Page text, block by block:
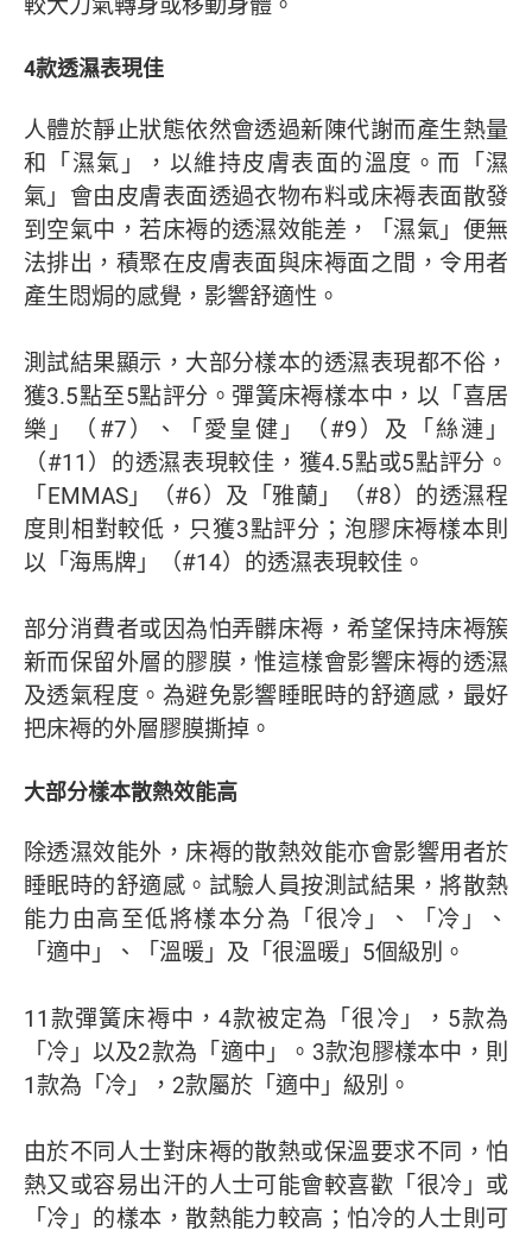
4款透濕表現佳
人體於靜止狀態依然會透過新陳代謝而產生熱量
和「濕氣」，以維持皮膚表面的溫度。而「濕
氣」會由皮膚表面透過衣物布料或床褥表面散發
到空氣中，若床褥的透濕效能差，「濕氣」便無
法排出，積聚在皮膚表面與床褥面之間，令用者
產生悶焗的感覺，影響舒適性。
測試結果顯示，大部分樣本的透濕表現都不俗，
獲3.5點至5點評分。彈簧床褥樣本中，以「喜居
樂」（#7）、「愛皇健」（#9）及「絲漣」
（#11）的透濕表現較佳，獲4.5點或5點評分。
「EMMAS」（#6）及「雅蘭」（#8）的透濕程
度則相對較低，只獲3點評分；泡膠床褥樣本則
以「海馬牌」（#14）的透濕表現較佳。
部分消費者或因為怕弄髒床褥，希望保持床褥簇
新而保留外層的膠膜，惟這樣會影響床褥的透濕
及透氣程度。為避免影響睡眠時的舒適感，最好
把床褥的外層膠膜撕掉。
大部分樣本散熱效能高
除透濕效能外，床褥的散熱效能亦會影響用者於
睡眠時的舒適感。試驗人員按測試結果，將散熱
能力由高至低將樣本分為「很冷」、「冷」、
「適中」、「溫暖」及「很溫暖」5個級別。
11款彈簧床褥中，4款被定為「很冷」，5款為
「冷」以及2款為「適中」。3款泡膠樣本中，則
1款為「冷」，2款屬於「適中」級別。
由於不同人士對床褥的散熱或保溫要求不同，怕
熱又或容易出汗的人士可能會較喜歡「很冷」或
「冷」的樣本，散熱能力較高；怕冷的人士則可